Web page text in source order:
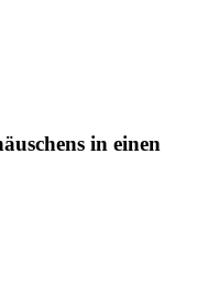
in einen